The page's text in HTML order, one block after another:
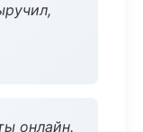
онлайн.